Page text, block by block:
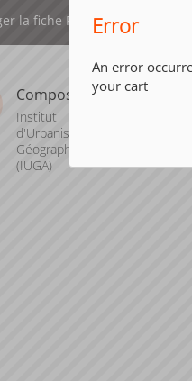
la fiche PDF
Composante
Institut
d'Urbanisme et de
Géographie Alpine
(IUGA)
Error
An error
your cart